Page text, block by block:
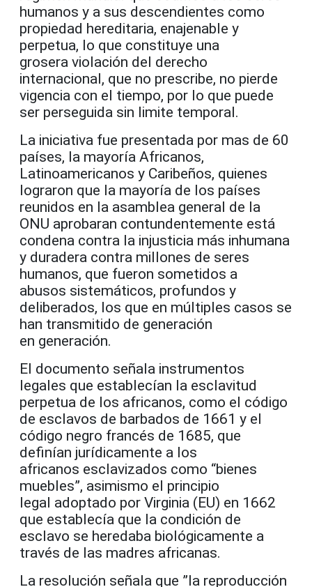
humanos y a sus descendientes como
propiedad hereditaria, enajenable y
perpetua, lo que constituye una
grosera violación del derecho
internacional, que no prescribe, no pierde
vigencia con el tiempo, por lo que puede
ser perseguida sin limite temporal.
La iniciativa fue presentada por mas de 60
países, la mayoría Africanos,
Latinoamericanos y Caribeños, quienes
lograron que la mayoría de los países
reunidos en la asamblea general de la
ONU aprobaran contundentemente está
condena contra la injusticia más inhumana
y duradera contra millones de seres
humanos, que fueron sometidos a
abusos sistemáticos, profundos y
deliberados, los que en múltiples casos se
han transmitido de generación
en generación.
El documento señala instrumentos
legales que establecían la esclavitud
perpetua de los africanos, como el código
de esclavos de barbados de 1661 y el
código negro francés de 1685, que
definían jurídicamente a los
africanos esclavizados como “bienes
muebles”, asimismo el principio
legal adoptado por Virginia (EU) en 1662
que establecía que la condición de
esclavo se heredaba biológicamente a
través de las madres africanas.
La resolución señala que ”la reproducción